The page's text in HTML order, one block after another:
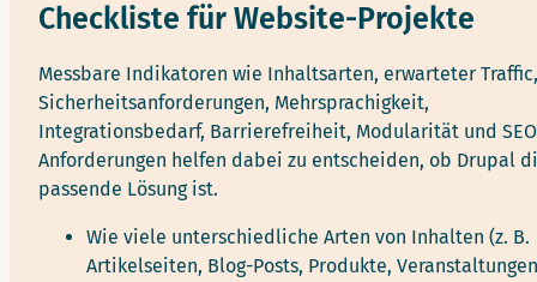
Checkliste für Website-Projekte
Messbare Indikatoren wie Inhaltsarten, erwarteter Traffic,
Sicherheitsanforderungen, Mehrsprachigkeit,
Integrationsbedarf, Barrierefreiheit, Modularität und
Anforderungen helfen dabei zu entscheiden, ob Drupal
passende Lösung ist.
Wie viele unterschiedliche Arten von Inhalten (z. B.
Artikelseiten, Blog-Posts, Produkte,